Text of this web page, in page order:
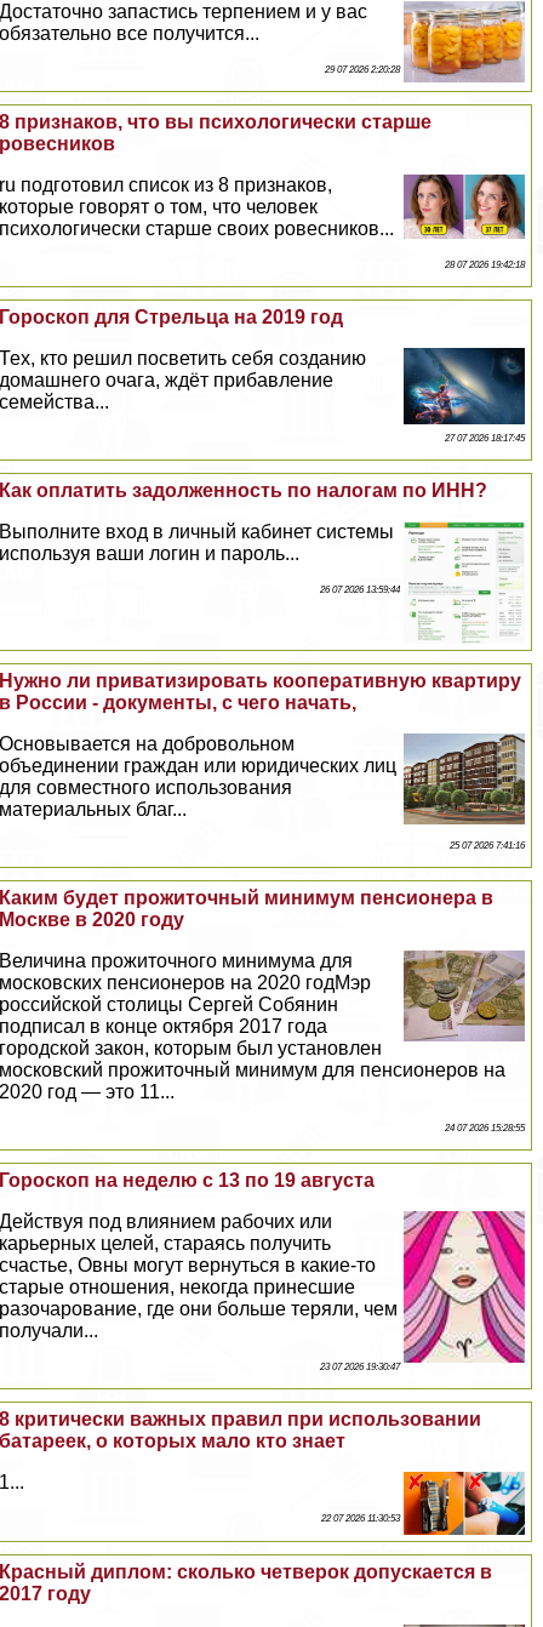
Достаточно запастись терпением и у вас
обязательно все получится...
29 07 2026 2:20:28
8 признаков, что вы психологически старше
ровесников
ru подготовил список из 8 признаков,
которые говорят о том, что человек
психологически старше своих ровесников...
28 07 2026 19:42:18
Гороскоп для Стрельца на 2019 год
Тех, кто решил посветить себя созданию
домашнего очага, ждёт прибавление
семейства...
27 07 2026 18:17:45
Как оплатить задолженность по налогам по ИНН?
Выполните вход в личный кабинет системы
используя ваши логин и пароль...
26 07 2026 13:59:44
Нужно ли приватизировать кооперативную квартиру
в России - документы, с чего начать,
Основывается на добровольном
объединении граждан или юридических лиц
для совместного использования
материальных благ...
25 07 2026 7:41:16
Каким будет прожиточный минимум пенсионера в
Москве в 2020 году
Величина прожиточного минимума для
московских пенсионеров на 2020 годМэр
российской столицы Сергeй Собянин
подписал в конце октября 2017 года
городской закон, которым был установлен
московский прожиточный минимум для пенсионеров на
2020 год — это 11...
24 07 2026 15:28:55
Гороскоп на неделю с 13 по 19 августа
Действуя под влиянием рабочих или
карьерных целей, стараясь получить
счастье, Овны могут вернуться в какие-то
старые отношения, некогда принесшие
разочарование, где они больше теряли, чем
получали...
23 07 2026 19:30:47
8 критически важных правил при использовании
батареек, о которых мало кто знает
1...
22 07 2026 11:30:53
Красный диплом: сколько четверок допускается в
2017 году